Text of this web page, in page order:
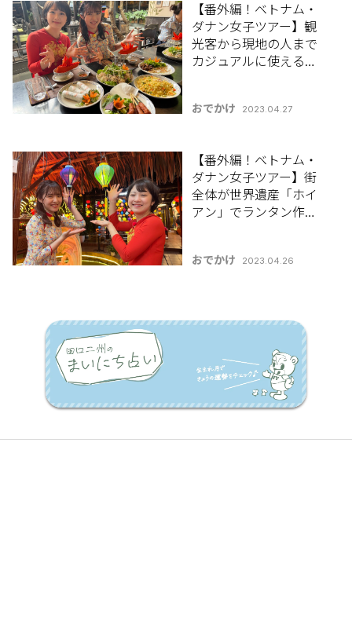
【番外編！ベトナム・
ダナン女子ツアー】観
光客から現地の人まで
カジュアルに使える人
え！
おでかけ 2023.04.27
【番外編！ベトナム・
ダナン女子ツアー】街
全体が世界遺産「ホイ
アン」でランタン作り
おでかけ 2023.04.26